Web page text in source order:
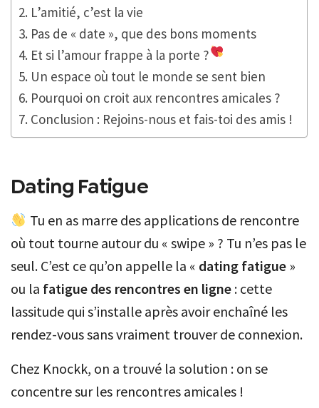
L’amitié, c’est la vie
Pas de « date », que des bons moments
Et si l’amour frappe à la porte ?
Un espace où tout le monde se sent bien
Pourquoi on croit aux rencontres amicales ?
Conclusion : Rejoins-nous et fais-toi des amis !
Dating Fatigue
Tu en as marre des applications de rencontre
où tout tourne autour du « swipe » ? Tu n’es pas le
seul. C’est ce qu’on appelle la « dating fatigue »
ou la fatigue des rencontres en ligne : cette
lassitude qui s’installe après avoir enchaîné les
rendez-vous sans vraiment trouver de connexion.
Chez Knockk, on a trouvé la solution : on se
concentre sur les rencontres amicales !